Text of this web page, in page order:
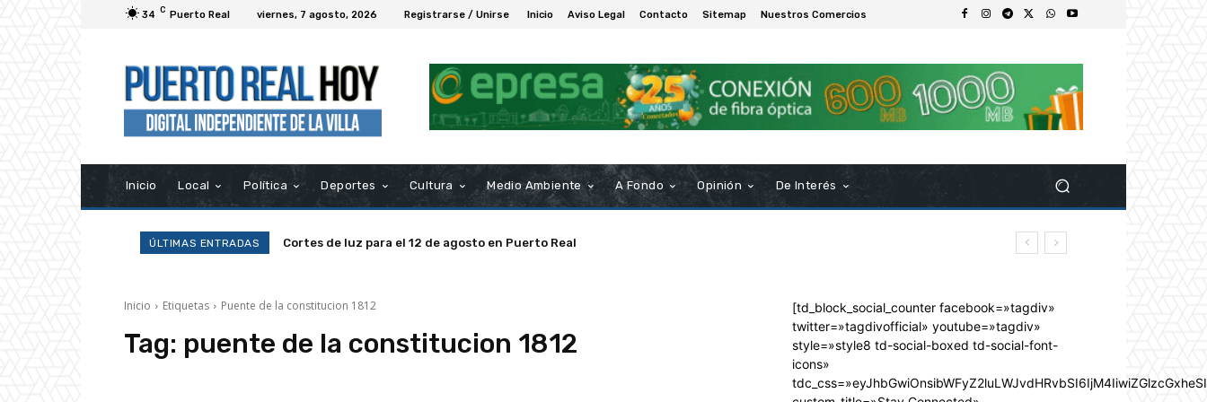
34 C Puerto Real viernes, 7 agosto, 2026 Registrarse / Unirse Inicio Aviso Legal Contacto Sitemap Nuestros Comercios
Inicio Local Política Deportes Cultura Medio Ambiente A Fondo Opinión De Interés
ÚLTIMAS ENTRADAS Cortes de luz para el 12 de agosto en Puerto Real
Inicio Etiquetas Puente de la constitucion 1812
Tag: puente de la constitucion 1812
[td_block_social_counter facebook=»tagdiv»
twitter=»tagdivofficial» youtube=»tagdiv»
style=»style8 td-social-boxed td-social-font-
icons»